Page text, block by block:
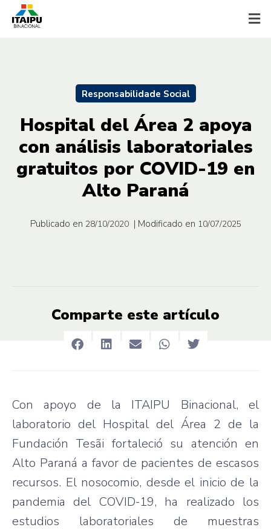
Responsabilidade Social
Hospital del Área 2 apoya
con análisis laboratoriales
gratuitos por COVID-19 en
Alto Paraná
Publicado en 28/10/2020 | Modificado en 10/07/2025
Comparte este artículo
Con apoyo de la ITAIPU Binacional, el
laboratorio del Hospital del Área 2 de la
Fundación Tesãi fortaleció su atención en
Alto Paraná a favor de pacientes de escasos
recursos. El nosocomio, desde el inicio de la
pandemia del COVID-19, ha realizado los
estudios laboratoriales de muestras